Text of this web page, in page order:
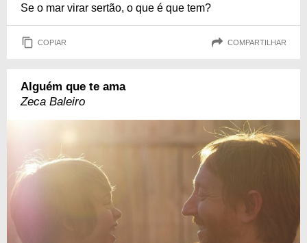
Se o mar virar sertão, o que é que tem?
COPIAR COMPARTILHAR
Alguém que te ama
Zeca Baleiro